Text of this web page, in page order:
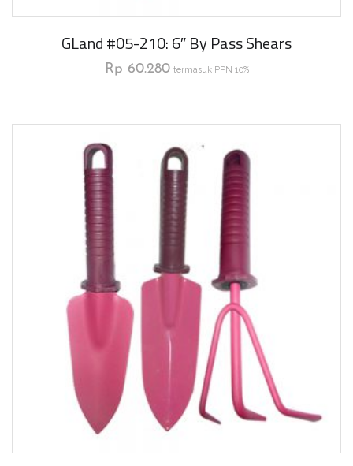
GLand #05-210: 6″ By Pass Shears
Rp 60.280 termasuk PPN 10%